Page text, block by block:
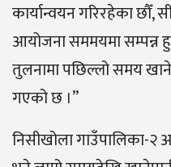
कार्यान्वयन गरिरहेका
आयोजना सममयमा
तुलनामा पछिल्लो समय
गएको छ ।”
निसीखोला गाउँपालिका-२